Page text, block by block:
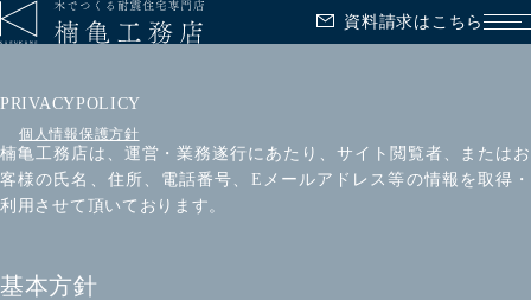
資料請求はこちら メ
PRIVACYPOLICY
個人情報保護方針
楠亀工務店は、運営・業務遂行にあたり、サイト閲覧者、またはお
客様の氏名、住所、電話番号、Eメールアドレス等の情報を取得・
利用させて頂いております。
基本方針